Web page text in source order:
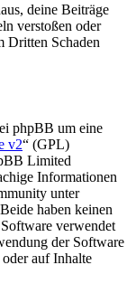
deine Beiträge
verstoßen oder
Dritten Schaden
phpBB um eine
v2“ (GPL)
Limited
Informationen
unter
haben keinen
verwendet
der Software
auf Inhalte